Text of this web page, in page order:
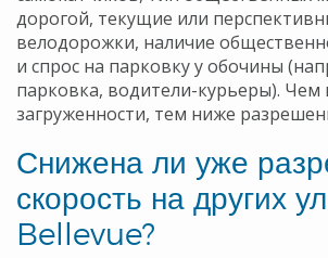
дорогой, текущие или
велодорожки, наличие
и спрос на парковку у обочины
парковка, водители-курьеры).
загруженности, тем ниже
Снижена ли уже
скорость на других
Bellevue?